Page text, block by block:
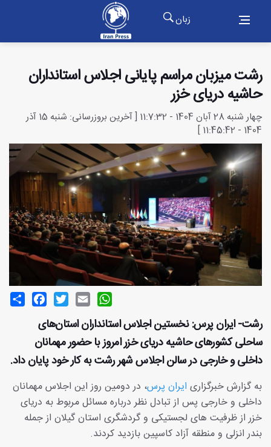
زبان
رشت میزبان مراسم پایانی اجلاس استانداران
حاشیه دریای خزر
چهار شنبه 28 آبان 1404 - 11:7:32 [ آخرین بروزرسانی: شنبه 15 آذر
1404 - 11:45:42 ]
Share
FacebookTwitterEmail
WhatsApp
رشت- ایران پرس: نخستین اجلاس استانداران استان‌های
ساحلی کشورهای حاشیه دریای خزر امروز با حضور مهمانان
داخلی و خارجی در سالن اجلاس شهر رشت به کار خود پایان داد.
به گزارش خبرگزاری ایران پرس، در دومین روز این اجلاس مهمانان
داخلی و خارجی پس از تبادل نظر درباره مسائل مربوط به دریای
خزر از ظرفیت های لجستیکی و گردشگری استان گیلان از جمله
بندر انزلی و منطقه آزاد کاسپین بازدید کردند.